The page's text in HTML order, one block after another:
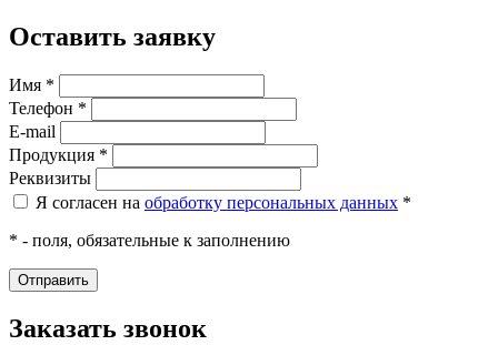
Оставить заявку
Имя *
Телефон *
E-mail
Продукция *
Реквизиты
Я согласен на обработку персональных данных *
* - поля, обязательные к заполнению
Заказать звонок